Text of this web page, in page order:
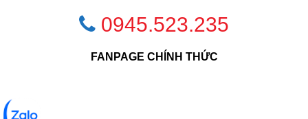
0945.523.235
FANPAGE CHÍNH THỨC